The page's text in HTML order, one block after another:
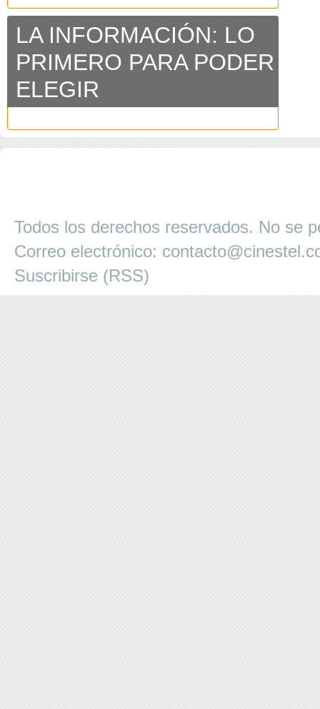
LA INFORMACIÓN: LO
PRIMERO PARA PODER
ELEGIR
Todos los derechos reservados. No se
Correo electrónico:
Suscribirse (RSS)